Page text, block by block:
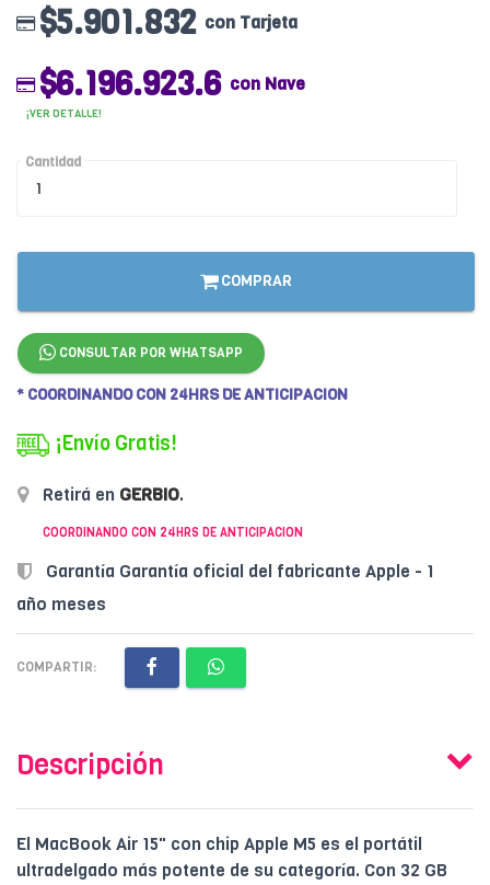
$5.901.832 con Tarjeta
$6.196.923.6 con Nave
¡VER DETALLE!
Cantidad
COMPRAR
CONSULTAR POR WHATSAPP
* COORDINANDO CON 24HRS DE ANTICIPACION
¡Envío Gratis!
Retirá en GERBIO.
COORDINANDO CON 24HRS DE ANTICIPACION
Garantía Garantía oficial del fabricante Apple - 1
año meses
COMPARTIR:
Descripción
El MacBook Air 15" con chip Apple M5 es el portátil
ultradelgado más potente de su categoría. Con 32 GB